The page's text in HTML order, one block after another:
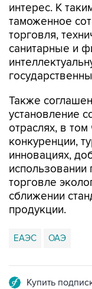
интерес. К
таможенное
торговля,
санитарные и
Также
установление
отраслях, в том
конкуренции,
инновациях,
торговле
сближении
продукции.
ЕАЭС ОАЭ
Купить